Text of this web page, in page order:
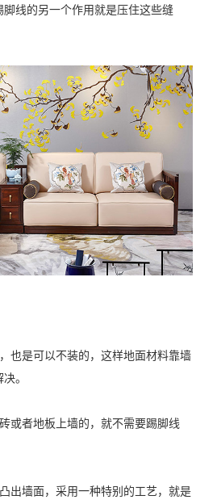
线的另一个作用就是压住这些缝
也是可以不装的，这样地面材料靠墙
。
或者地板上墙的，就不需要踢脚线
出墙面，采用一种特别的工艺，就是